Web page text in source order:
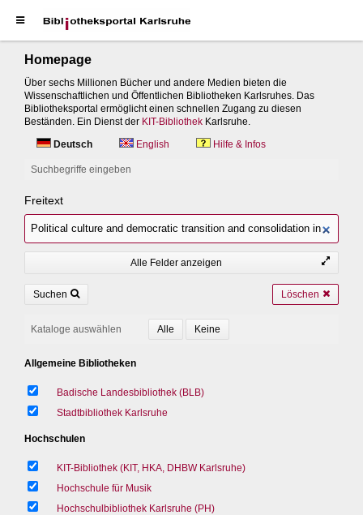
Homepage
Über sechs Millionen Bücher und andere Medien bieten die
Wissenschaftlichen und Öffentlichen Bibliotheken Karlsruhes. Das
Bibliotheksportal ermöglicht einen schnellen Zugang zu diesen
Beständen. Ein Dienst der KIT-Bibliothek Karlsruhe.
Deutsch
English Hilfe & Infos
Suchbegriffe eingeben
Freitext
Alle Felder anzeigen
Suchen Löschen
Kataloge auswählen
Allgemeine Bibliotheken
Badische Landesbibliothek (BLB)
Stadtbibliothek Karlsruhe
Hochschulen
KIT-Bibliothek (KIT, HKA, DHBW Karlsruhe)
Hochschule für Musik
Hochschulbibliothek Karlsruhe (PH)